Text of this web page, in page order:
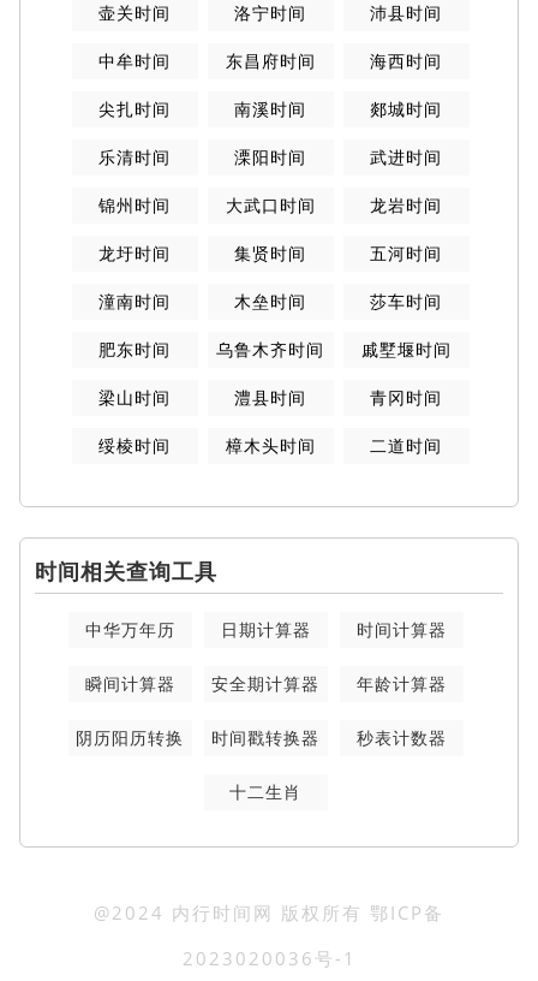
壶关时间 洛宁时间 沛县时间
中牟时间 东昌府时间 海西时间
尖扎时间 南溪时间 郯城时间
乐清时间 溧阳时间 武进时间
锦州时间 大武口时间 龙岩时间
龙圩时间 集贤时间 五河时间
潼南时间 木垒时间 莎车时间
肥东时间 乌鲁木齐时间 戚墅堰时间
梁山时间 澧县时间 青冈时间
绥棱时间 樟木头时间 二道时间
时间相关查询工具
中华万年历 日期计算器 时间计算器
瞬间计算器 安全期计算器 年龄计算器
阴历阳历转换 时间戳转换器 秒表计数器
十二生肖
@2024 内行时间网 版权所有 鄂ICP备
2023020036号-1